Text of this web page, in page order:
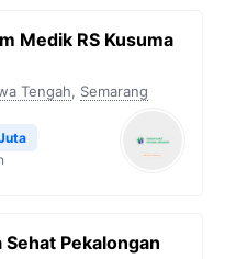
Medik RS Kusuma
Tengah, Semarang
Sehat Pekalongan